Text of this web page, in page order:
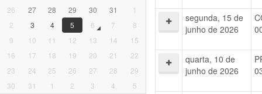
26 27 28 29 30 31
1
2
3 4 5 6 7
8
9
10 11 12 13 14
15
16
17 18 19 20 21
22
23
24 25 26 27 28
29
30
31 1 2 3 4 5
segunda, 15 de
junho de 2026
quarta, 10 de
junho de 2026